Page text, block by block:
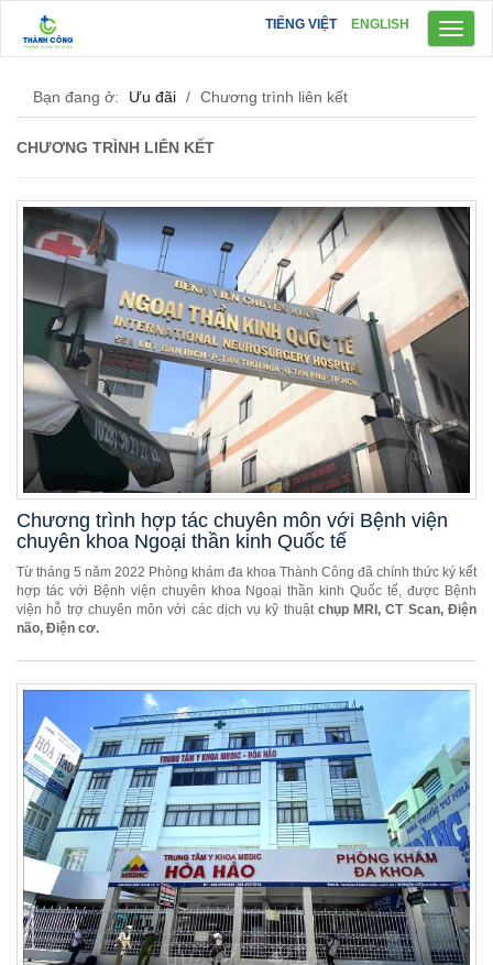
TIẾNG VIỆT ENGLISH
Bạn đang ở: Ưu đãi / Chương trình liên kết
CHƯƠNG TRÌNH LIÊN KẾT
Chương trình hợp tác chuyên môn với Bệnh viện
chuyên khoa Ngoại thần kinh Quốc tế
Từ tháng 5 năm 2022 Phòng khám đa khoa Thành Công đã chính thức ký kết
hợp tác với Bệnh viện chuyên khoa Ngoại thần kinh Quốc tế, được Bệnh
viện hỗ trợ chuyên môn với các dịch vụ kỹ thuật chụp MRI, CT Scan, Điện
não, Điện cơ.